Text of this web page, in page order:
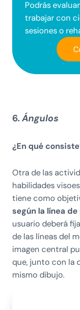
Podrás
trabajar con
sesiones o
6.Ángulos
¿En qué
Otra de las
habilidades
tiene como
según la línea
usuario deberá
de las líneas del
imagen central
que, junto con la
mismo dibujo.